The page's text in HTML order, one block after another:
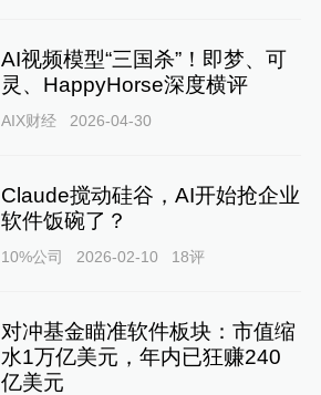
AI视频模型“三国杀”！即梦、可
灵、HappyHorse深度横评
AIX财经 2026-04-30
Claude搅动硅谷，AI开始抢企业
软件饭碗了？
10%公司 2026-02-10 18评
对冲基金瞄准软件板块：市值缩
水1万亿美元，年内已狂赚240
亿美元